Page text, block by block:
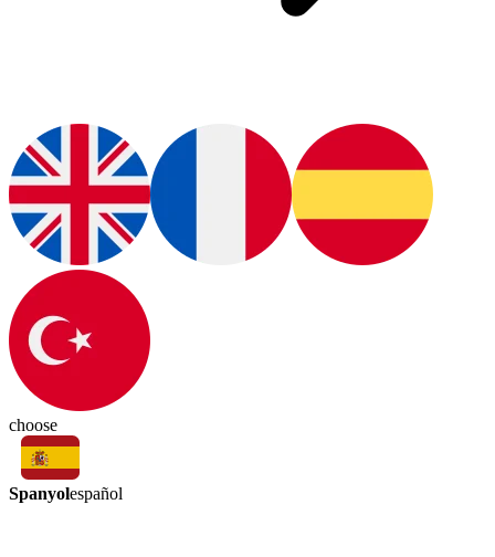
choose
Spanyolespañol